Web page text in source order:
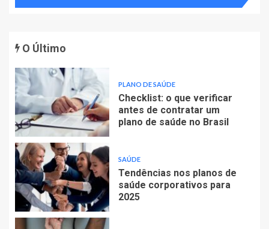
O Último
PLANO DE SAÚDE
Checklist: o que verificar
antes de contratar um
plano de saúde no Brasil
SAÚDE
Tendências nos planos de
saúde corporativos para
2025